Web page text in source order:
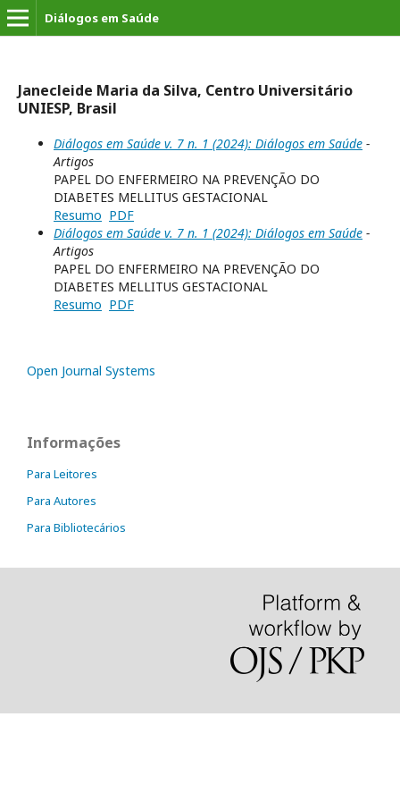
Diálogos em Saúde
Janecleide Maria da Silva, Centro Universitário
UNIESP, Brasil
Diálogos em Saúde v. 7 n. 1 (2024): Diálogos em Saúde -
Artigos
PAPEL DO ENFERMEIRO NA PREVENÇÃO DO
DIABETES MELLITUS GESTACIONAL
Resumo PDF
Diálogos em Saúde v. 7 n. 1 (2024): Diálogos em Saúde -
Artigos
PAPEL DO ENFERMEIRO NA PREVENÇÃO DO
DIABETES MELLITUS GESTACIONAL
Resumo PDF
Open Journal Systems
Informações
Para Leitores
Para Autores
Para Bibliotecários